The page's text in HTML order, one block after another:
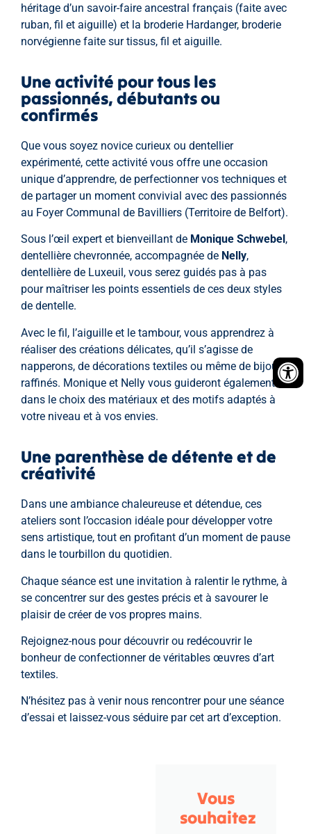
héritage d’un savoir-faire ancestral français (faite avec
ruban, fil et aiguille) et la broderie Hardanger, broderie
norvégienne faite sur tissus, fil et aiguille.
Une activité pour tous les
passionnés, débutants ou
confirmés
Que vous soyez novice curieux ou dentellier
expérimenté, cette activité vous offre une occasion
unique d’apprendre, de perfectionner vos techniques et
de partager un moment convivial avec des passionnés
au Foyer Communal de Bavilliers (Territoire de Belfort).
Sous l’œil expert et bienveillant de Monique Schwebel ,
dentellière chevronnée, accompagnée de Nelly,
dentellière de Luxeuil, vous serez guidés pas à pas
pour maîtriser les points essentiels de ces deux styles
de dentelle.
Avec le fil, l’aiguille et le tambour, vous apprendrez à
réaliser des créations délicates, qu’il s’agisse de
napperons, de décorations textiles ou même de bijoux
raffinés. Monique et Nelly vous guideront également
dans le choix des matériaux et des motifs adaptés à
votre niveau et à vos envies.
Une parenthèse de détente et de
créativité
Dans une ambiance chaleureuse et détendue, ces
ateliers sont l’occasion idéale pour développer votre
sens artistique, tout en profitant d’un moment de pause
dans le tourbillon du quotidien.
Chaque séance est une invitation à ralentir le rythme, à
se concentrer sur des gestes précis et à savourer le
plaisir de créer de vos propres mains.
Rejoignez-nous pour découvrir ou redécouvrir le
bonheur de confectionner de véritables œuvres d’art
textiles.​
N’hésitez pas à venir nous rencontrer pour une séance
d’essai et laissez-vous séduire par cet art d’exception.
Vous
souhaitez